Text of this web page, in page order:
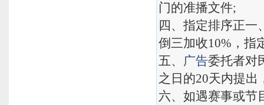
门的准播文件;
四、指定排序正一
倒三加收10%，指
五、 广告委托者对
之日的20天内提
六、如遇赛事或节